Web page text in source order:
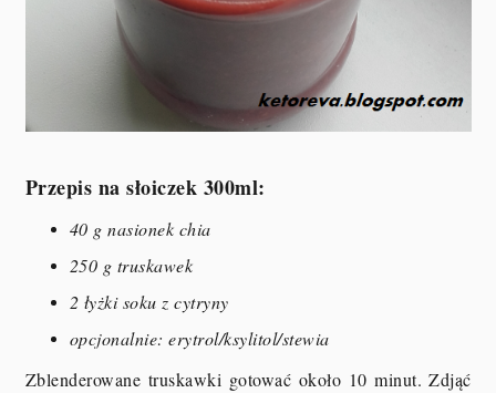
Przepis na słoiczek 300ml:
40 g nasionek chia
250 g truskawek
2 łyżki soku z cytryny
opcjonalnie: erytrol/ksylitol/stewia
Zblenderowane truskawki gotować około 10 minut. Zdjąć